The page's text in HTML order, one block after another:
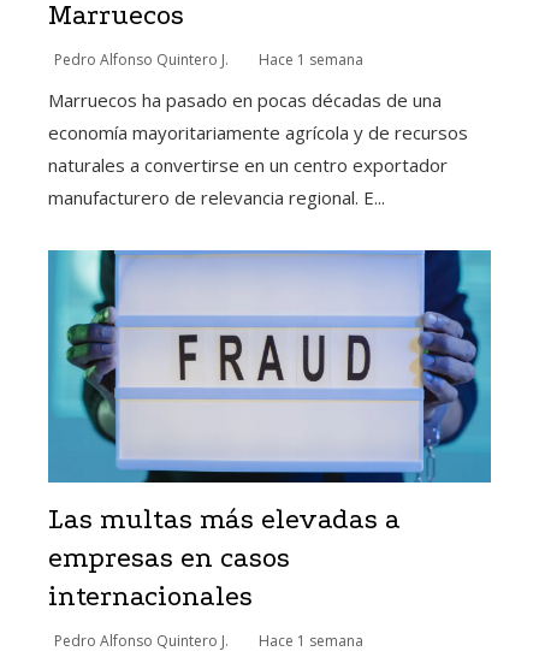
Marruecos
Pedro Alfonso Quintero J. Hace 1 semana
Marruecos ha pasado en pocas décadas de una
economía mayoritariamente agrícola y de recursos
naturales a convertirse en un centro exportador
manufacturero de relevancia regional. E...
Las multas más elevadas a
empresas en casos
internacionales
Pedro Alfonso Quintero J. Hace 1 semana